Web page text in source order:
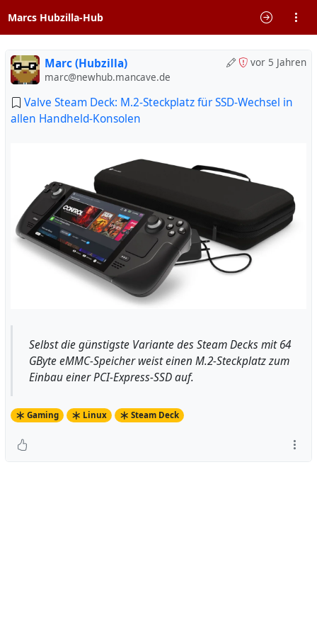
Marcs Hubzilla-Hub
vor 5 Jahren
Marc (Hubzilla)
marc@newhub.mancave.de
Valve Steam Deck: M.2-Steckplatz für SSD-Wechsel in
allen Handheld-Konsolen
Selbst die günstigste Variante des Steam Decks mit 64
GByte eMMC-Speicher weist einen M.2-Steckplatz zum
Einbau einer PCI-Express-SSD auf.
Gaming Linux Steam Deck